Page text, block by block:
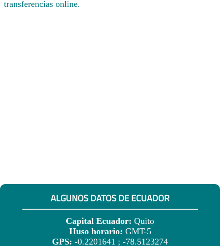
transferencias online.
ALGUNOS DATOS DE ECUADOR
Capital Ecuador: Quito
Huso horario: GMT-5
GPS: -0.2201641 ; -78.5123274